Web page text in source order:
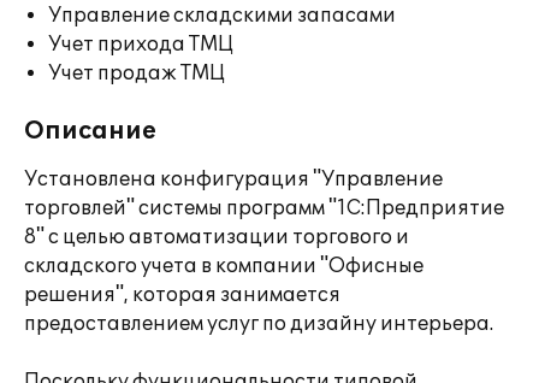
Управление складскими запасами
Учет прихода ТМЦ
Учет продаж ТМЦ
Описание
Установлена конфигурация "Управление
торговлей" системы программ "1С:Предприятие
8" с целью автоматизации торгового и
складского учета в компании "Офисные
решения", которая занимается
предоставлением услуг по дизайну интерьера.